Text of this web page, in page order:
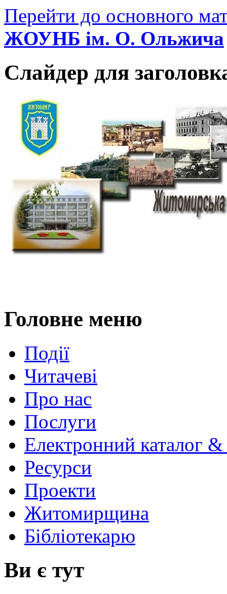
Перейти до основного
ЖОУНБ ім. О. Ольжича
Слайдер для
Головне меню
Події
Читачеві
Про нас
Послуги
Електронний каталог
Ресурси
Проекти
Житомирщина
Бібліотекарю
Ви є тут